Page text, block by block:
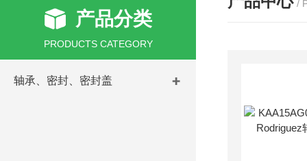
产品分类
PRODUCTS CATEGORY
轴承、密封、密封盖
/